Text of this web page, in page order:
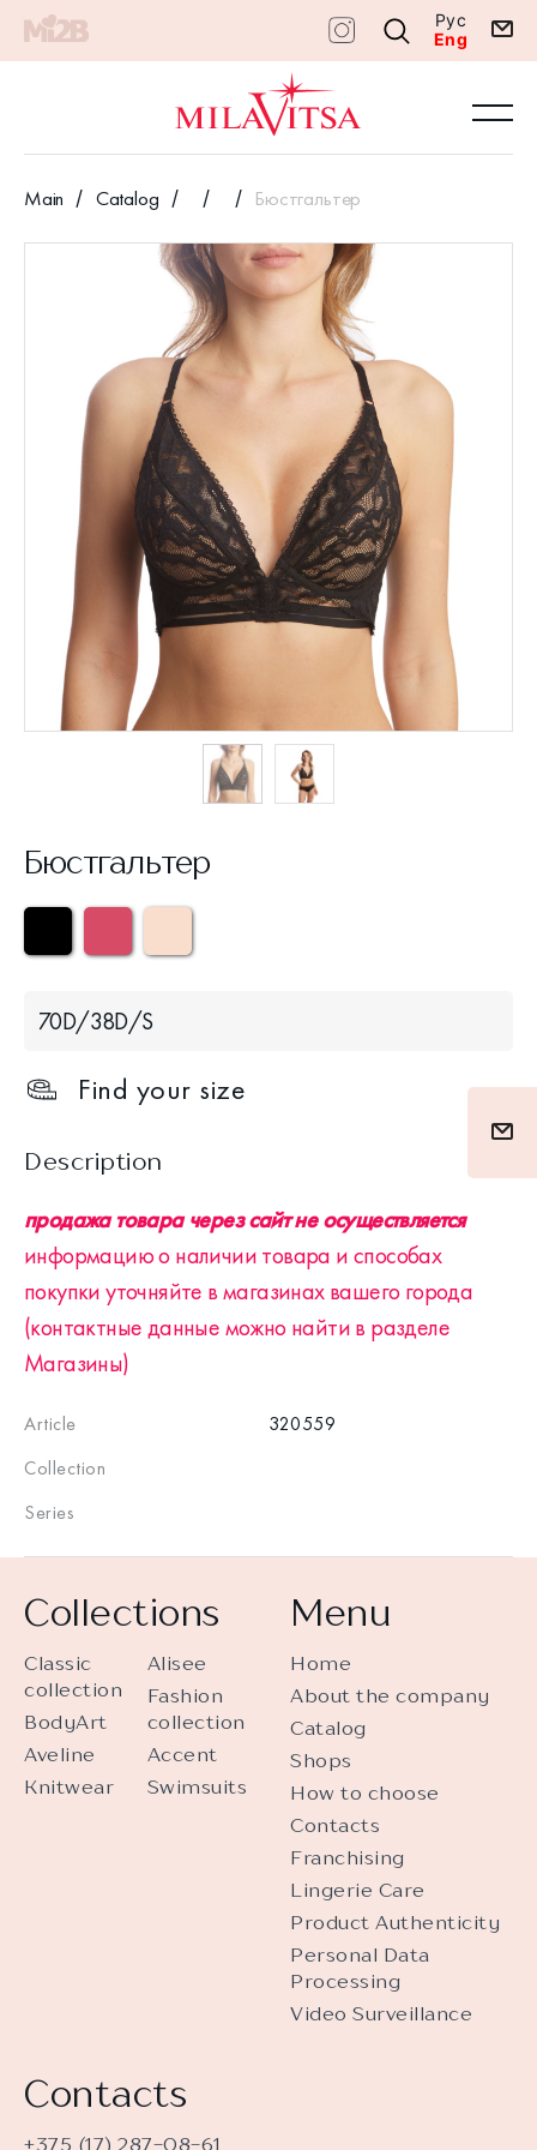
Рус
Eng
Main Catalog Бюстгальтер
Бюстгальтер
70D/38D/S
Find your size
Description
продажа товара через сайт не осуществляется
информацию о наличии товара и способах
покупки уточняйте в магазинах вашего города
(контактные данные можно найти в разделе
Магазины)
Article
320559
Collection
Series
Collections
Classic
collection
BodyArt
Aveline
Knitwear
Alisee
Fashion
collection
Accent
Swimsuits
Menu
Home
About the company
Catalog
Shops
How to choose
Contacts
Franchising
Lingerie Care
Product Authenticity
Personal Data
Processing
Video Surveillance
Contacts
+375 (17) 287-08-61